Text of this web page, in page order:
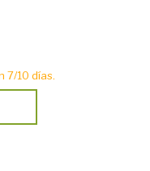
7/10 días.